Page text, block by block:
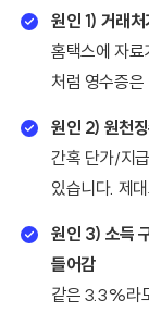
원인 1) 거래
홈택스에 자료
처럼 영수증은
원인 2) 원천
간혹 단가/지
있습니다. 제
원인 3) 소득
들어감
같은 3.3%라